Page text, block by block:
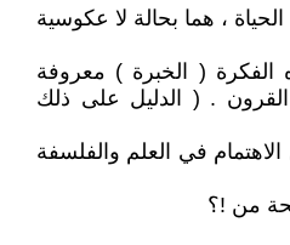
، هما بحالة لا عكوسية
الفكرة ( الخبرة ) معروفة
. ( الدليل على ذلك
في العلم والفلسفة
من !؟